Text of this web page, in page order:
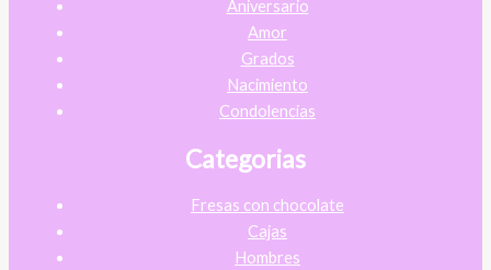
Aniversario
Amor
Grados
Nacimiento
Condolencias
Categorias
Fresas con chocolate
Cajas
Hombres